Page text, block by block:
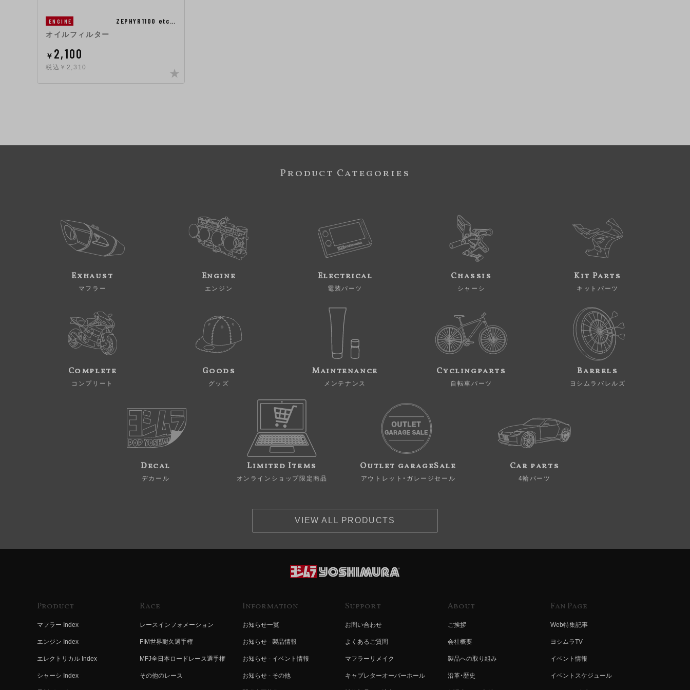
ENGINE ZEPHYR1100 etc…
オイルフィルター
￥ 2,100
税込￥2,310
Product Categories
Exhaust
マフラー
Engine
エンジン
Electrical
電装パーツ
Chassis
シャーシ
Kit Parts
キットパーツ
Complete
コンプリート
Goods
グッズ
Maintenance
メンテナンス
Cyclingparts
自転車パーツ
Barrels
ヨシムラバレルズ
Decal
デカール
Limited Items
オンラインショップ限定商品
Outlet garageSale
アウトレット・ガレージセール
Car parts
4輪パーツ
VIEW ALL PRODUCTS
Product
マフラー Index
エンジン Index
エレクトリカル Index
シャーシ Index
Race
レースインフォメーション
FIM世界耐久選手権
MFJ全日本ロードレース選手権
その他のレース
Information
お知らせ一覧
お知らせ - 製品情報
お知らせ - イベント情報
お知らせ - その他
Support
お問い合わせ
よくあるご質問
マフラーリメイク
キャブレターオーバーホール
About
ご挨拶
会社概要
製品への取り組み
沿革・歴史
Fan Page
Web特集記事
ヨシムラTV
イベント情報
イベントスケジュール